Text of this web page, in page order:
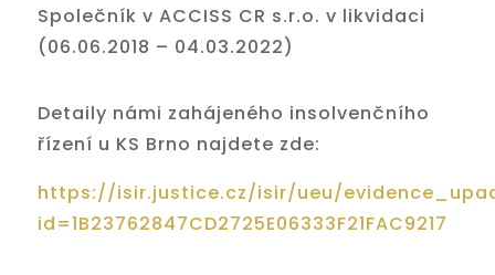
Společník v ACCISS CR s.r.o. v likvidaci
(06.06.2018 – 04.03.2022)
Detaily námi zahájeného insolvenčního
řízení u KS Brno najdete zde:
https://isir.justice.cz/isir/ueu/
id=1B23762847CD2725E06333F21FAC9217